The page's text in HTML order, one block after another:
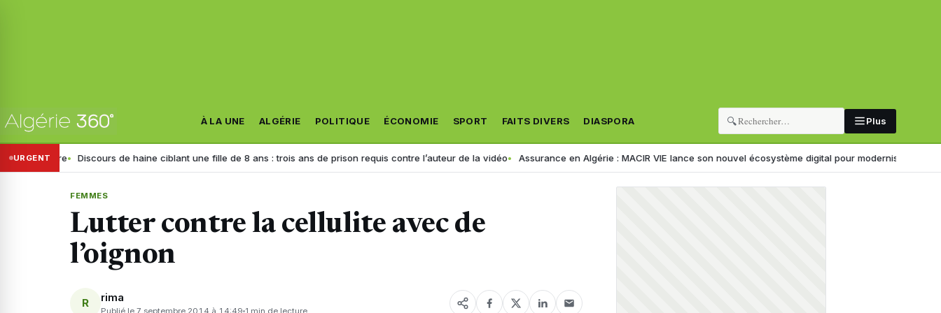
À LA UNE ALGÉRIE POLITIQUE ÉCONOMIE SPORT FAITS DIVERS DIASPORA 🔍 Plus
URGENTDiscours de haine ciblant une fille de 8 ans : trois ans de prison requis contre l’auteur de la vidéo Assurance en Algérie : MACIR VIE lance son nouvel écosystème digital pour moderniser l’expérience
FEMMES
Lutter contre la cellulite avec de
l’oignon
R rima
Publié le 7 septembre 2014 à 14:49 1 min de lecture